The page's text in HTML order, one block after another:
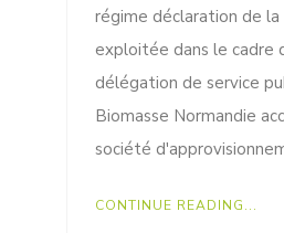
régime déclaration de
exploitée dans le cadre
délégation de service
Biomasse Normandie
société
CONTINUE READING...